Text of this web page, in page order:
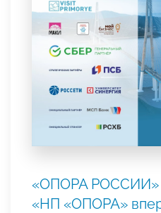
«ОПОРА РОССИИ»
«НП «ОПОРА»